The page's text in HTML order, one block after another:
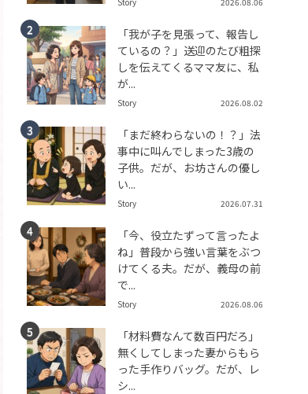
「我が子を見張って、報告し
ているの？」送迎のたび粗探
しを伝えてくるママ友に、私
が...
Story 2026.08.02
「まだ終わらないの！？」法
事中に叫んでしまった3歳の
子供。だが、お坊さんの優し
い...
Story 2026.07.31
「今、役立たずって言ったよ
ね」普段から強い言葉をぶつ
けてくる夫。だが、義母の前
で...
Story 2026.08.06
「材料費なんて数百円だろ」
無くしてしまった妻からもら
った手作りバッグ。だが、レ
シ...